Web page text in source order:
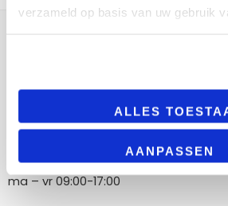
verzameld op basis van uw gebruik
ALLES
AANPASSEN
Poortland 186, 1046 BD Amsterdam
info@ledplazashop.nl
ma – vr 09:00-17:00